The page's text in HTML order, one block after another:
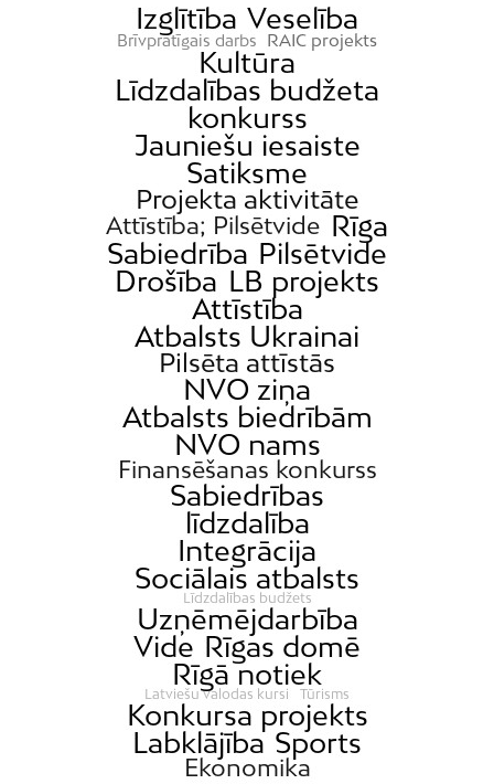
Izglītība Veselība
Brīvprātīgais darbs RAIC projekts
Kultūra
Līdzdalības budžeta
konkurss
Jauniešu iesaiste
Satiksme
Projekta aktivitāte
Attīstība; Pilsētvide Rīga
Sabiedrība Pilsētvide
Drošība LB projekts
Attīstība
Atbalsts Ukrainai
Pilsēta attīstās
NVO ziņa
Atbalsts biedrībām
NVO nams
Finansēšanas konkurss
Sabiedrības
līdzdalība
Integrācija
Sociālais atbalsts
Līdzdalības budžets
Uzņēmējdarbība
Vide Rīgas domē
Rīgā notiek
Latviešu valodas kursi Tūrisms
Konkursa projekts
Labklājība Sports
Ekonomika